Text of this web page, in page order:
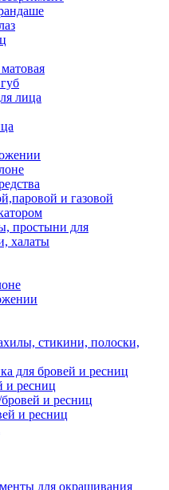
лица
и газовой
простыни для
халаты
стикини, полоски,
для бровей и ресниц
и ресниц
и ресниц
и ресниц
для окрашивания